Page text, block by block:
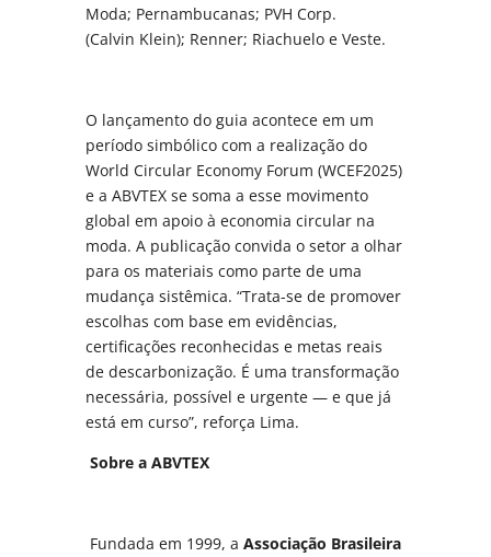
Moda; Pernambucanas; PVH Corp.
(Calvin Klein); Renner; Riachuelo e Veste.
O lançamento do guia acontece em um
período simbólico com a realização do
World Circular Economy Forum (WCEF2025)
e a ABVTEX se soma a esse movimento
global em apoio à economia circular na
moda. A publicação convida o setor a olhar
para os materiais como parte de uma
mudança sistêmica. “Trata-se de promover
escolhas com base em evidências,
certificações reconhecidas e metas reais
de descarbonização. É uma transformação
necessária, possível e urgente — e que já
está em curso”, reforça Lima.
Sobre a ABVTEX
Fundada em 1999, aAssociação Brasileira